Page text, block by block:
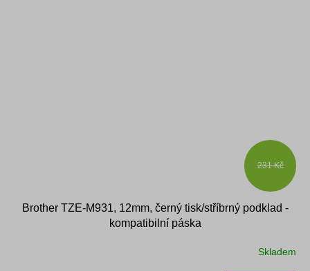
231 Kč
Brother TZE-M931, 12mm, černý tisk/stříbrný podklad -
kompatibilní páska
Skladem